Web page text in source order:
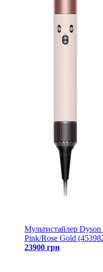
Мультистайлер
Pink/Rose Gold
23900 грн